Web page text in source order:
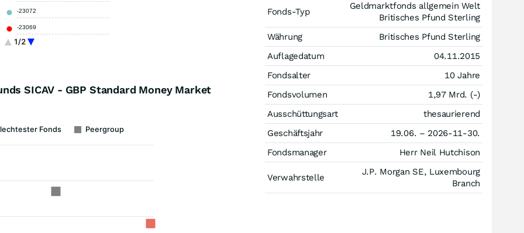
1/2
-23072
-23069
-23066
SICAV - GBP Standard Money Market
Fonds Peergroup
Fonds-Typ
Geldmarktfonds allgemein Welt
Britisches Pfund Sterling
Währung
Britisches Pfund Sterling
Auflagedatum
04.11.2015
Fondsalter
10 Jahre
Fondsvolumen
1,97 Mrd. (-)
Ausschüttungsart
thesaurierend
Geschäftsjahr
19.06. – 2026-11-30.
Fondsmanager
Herr Neil Hutchison
Verwahrstelle
J.P. Morgan SE, Luxembourg
Branch